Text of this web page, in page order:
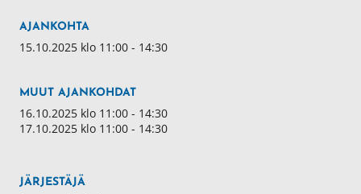
AJANKOHTA
15.10.2025 klo 11:00 - 14:30
MUUT AJANKOHDAT
16.10.2025 klo 11:00 - 14:30
17.10.2025 klo 11:00 - 14:30
JÄRJESTÄJÄ